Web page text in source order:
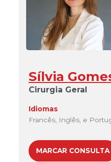
Sílvia
Cirurgia Geral
Idiomas
Francês, Inglês, e
MARCAR CONSULTA